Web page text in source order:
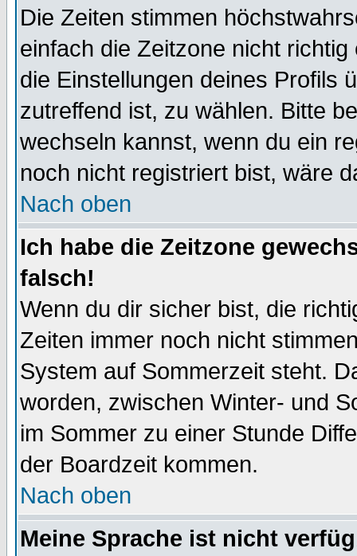
Die Zeiten stimmen
einfach die Zeitzone nicht
die Einstellungen deines Profils
zutreffend ist, zu wählen. Bitte
wechseln kannst, wenn du ein
noch nicht registriert bist, wäre
Nach oben
Ich habe die Zeitzone
falsch!
Wenn du dir sicher bist, die
Zeiten immer noch nicht
System auf Sommerzeit steht.
worden, zwischen Winter- und
im Sommer zu einer Stunde
der Boardzeit kommen.
Nach oben
Meine Sprache ist nicht